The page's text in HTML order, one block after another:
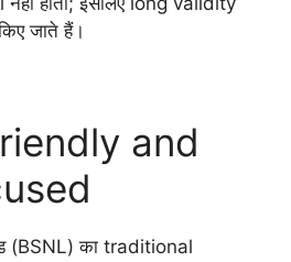
जाते हैं।
and
(BSNL) का traditional